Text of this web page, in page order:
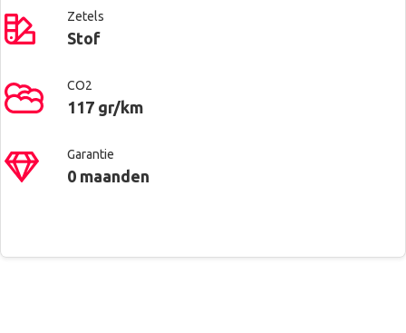
Zetels
Stof
CO2
117 gr/km
Garantie
0 maanden